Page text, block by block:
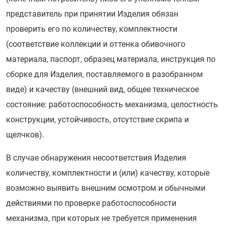
представитель при принятии Изделия обязан
проверить его по количеству, комплектности
(соответствие коллекции и оттенка обивочного
материала, паспорт, образец материала, инструкция по
сборке для Изделия, поставляемого в разобранном
виде) и качеству (внешний вид, общее техническое
состояние: работоспособность механизма, целостность
конструкции, устойчивость, отсутствие скрипа и
щелчков).
В случае обнаружения несоответствия Изделия
количеству, комплектности и (или) качеству, которые
возможно выявить внешним осмотром и обычными
действиями по проверке работоспособности
механизма, при которых не требуется применения